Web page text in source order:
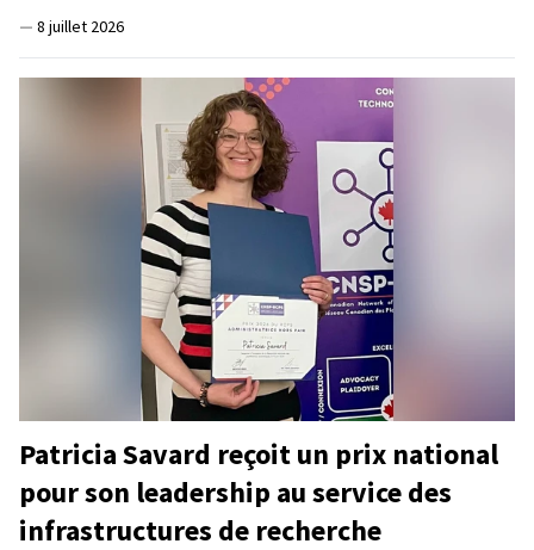
— 8 juillet 2026
Patricia Savard reçoit un prix national
pour son leadership au service des
infrastructures de recherche